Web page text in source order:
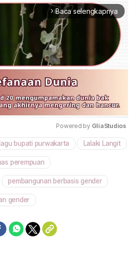
arrow_forward_ios Baca selengkapnya
Mute
Powered by GliaStudios
lagu bupati purwakarta Lalaki Langit
perempuan
pembangunan berbasis gender
gender